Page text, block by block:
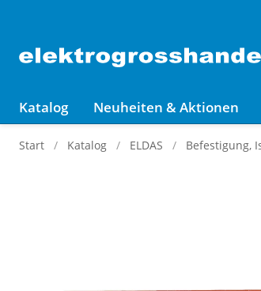
Katalog Neuheiten & Aktionen
Start Katalog ELDAS Befestigung,